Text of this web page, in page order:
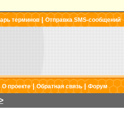
терминов|Отправка SMS-сообщений
О проекте|Обратная связь|Форум